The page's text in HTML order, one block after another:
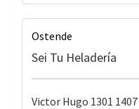
Ostende
Sei Tu Heladería
Victor Hugo 1301